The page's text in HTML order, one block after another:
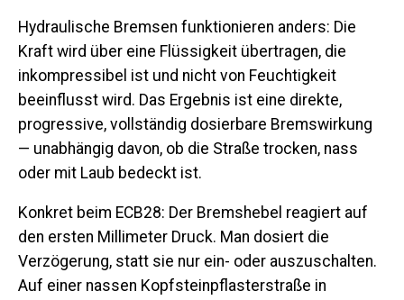
Hydraulische Bremsen funktionieren anders: Die
Kraft wird über eine Flüssigkeit übertragen, die
inkompressibel ist und nicht von Feuchtigkeit
beeinflusst wird. Das Ergebnis ist eine direkte,
progressive, vollständig dosierbare Bremswirkung
— unabhängig davon, ob die Straße trocken, nass
oder mit Laub bedeckt ist.
Konkret beim ECB28: Der Bremshebel reagiert auf
den ersten Millimeter Druck. Man dosiert die
Verzögerung, statt sie nur ein- oder auszuschalten.
Auf einer nassen Kopfsteinpflasterstraße in